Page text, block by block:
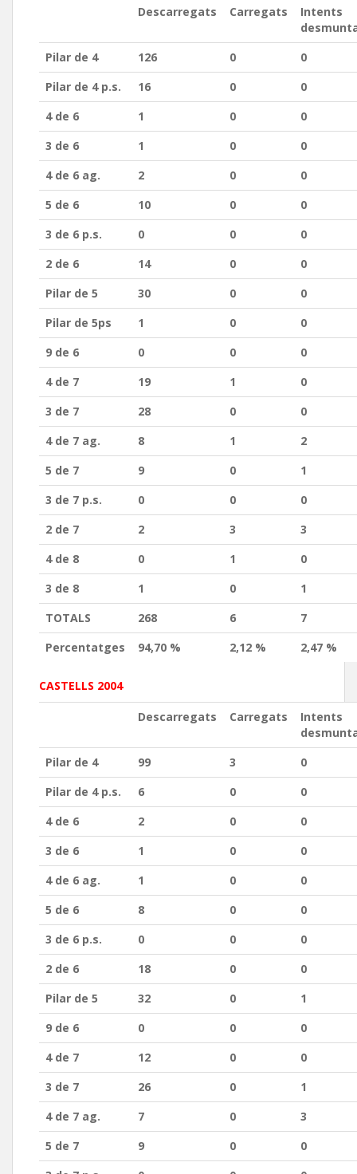
Descarregats Carregats
Intents
Pilar de 4
126 0
0
Pilar de 4 p.s.
16 0
0
4 de 6
1 0
0
3 de 6
1 0
0
4 de 6 ag.
2 0
0
5 de 6
10 0
0
3 de 6 p.s.
0 0
0
2 de 6
14 0
0
Pilar de 5
30 0
0
Pilar de 5ps
1 0
0
9 de 6
0 0
0
4 de 7
19 1
0
3 de 7
28 0
0
4 de 7 ag.
8 1
2
5 de 7
9 0
1
3 de 7 p.s.
0 0
0
2 de 7
2 3
3
4 de 8
0 1
0
3 de 8
1 0
1
TOTALS
268 6
7
Percentatges
94,70 % 2,12 % 2,47 %
CASTELLS 2004
Descarregats Carregats
Intents
Pilar de 4
99 3
0
Pilar de 4 p.s.
6 0
0
4 de 6
2 0
0
3 de 6
1 0
0
4 de 6 ag.
1 0
0
5 de 6
8 0
0
3 de 6 p.s.
0 0
0
2 de 6
18 0
0
Pilar de 5
32 0
1
9 de 6
0 0
0
4 de 7
12 0
0
3 de 7
26 0
1
4 de 7 ag.
7 0
3
5 de 7
9 0
0